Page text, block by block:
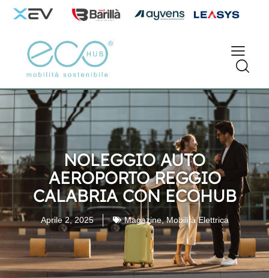
NOLEGGIO AUTO
AEROPORTO REGGIO
CALABRIA CON ECOHUB
Aprile 2, 2025 Magazine,Mobilità Elettrica